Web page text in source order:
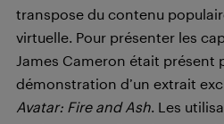
transpose du contenu
virtuelle. Pour présenter les
James Cameron était présent
démonstration d’un extrait
Avatar: Fire and Ash. Les